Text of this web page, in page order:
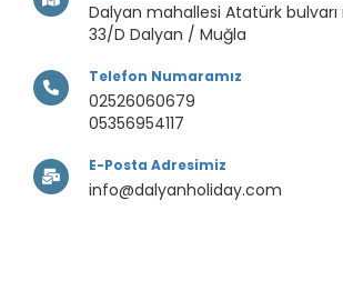
Dalyan mahallesi Atatürk bulvarı
33/D Dalyan / Muğla
Telefon Numaramız
02526060679
05356954117
E-Posta Adresimiz
info@dalyanholiday.com